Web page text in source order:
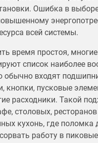
Ошибка в
всей системы.
время простоя,
список наиболее
обычно входят
кнопки, пусковые
расходники. Такой
столовых,
кухонь, где
работу в